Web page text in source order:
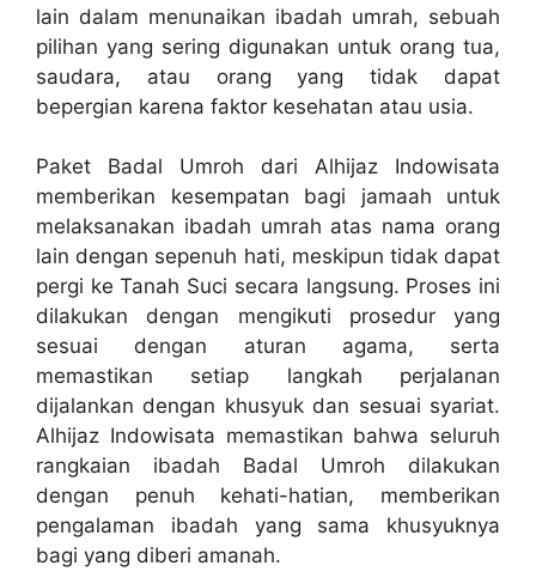
lain dalam menunaikan ibadah umrah, sebuah
pilihan yang sering digunakan untuk orang tua,
saudara, atau orang yang tidak dapat
bepergian karena faktor kesehatan atau usia.
Paket Badal Umroh dari Alhijaz Indowisata
memberikan kesempatan bagi jamaah untuk
melaksanakan ibadah umrah atas nama orang
lain dengan sepenuh hati, meskipun tidak dapat
pergi ke Tanah Suci secara langsung. Proses ini
dilakukan dengan mengikuti prosedur yang
sesuai dengan aturan agama, serta
memastikan setiap langkah perjalanan
dijalankan dengan khusyuk dan sesuai syariat.
Alhijaz Indowisata memastikan bahwa seluruh
rangkaian ibadah Badal Umroh dilakukan
dengan penuh kehati-hatian, memberikan
pengalaman ibadah yang sama khusyuknya
bagi yang diberi amanah.